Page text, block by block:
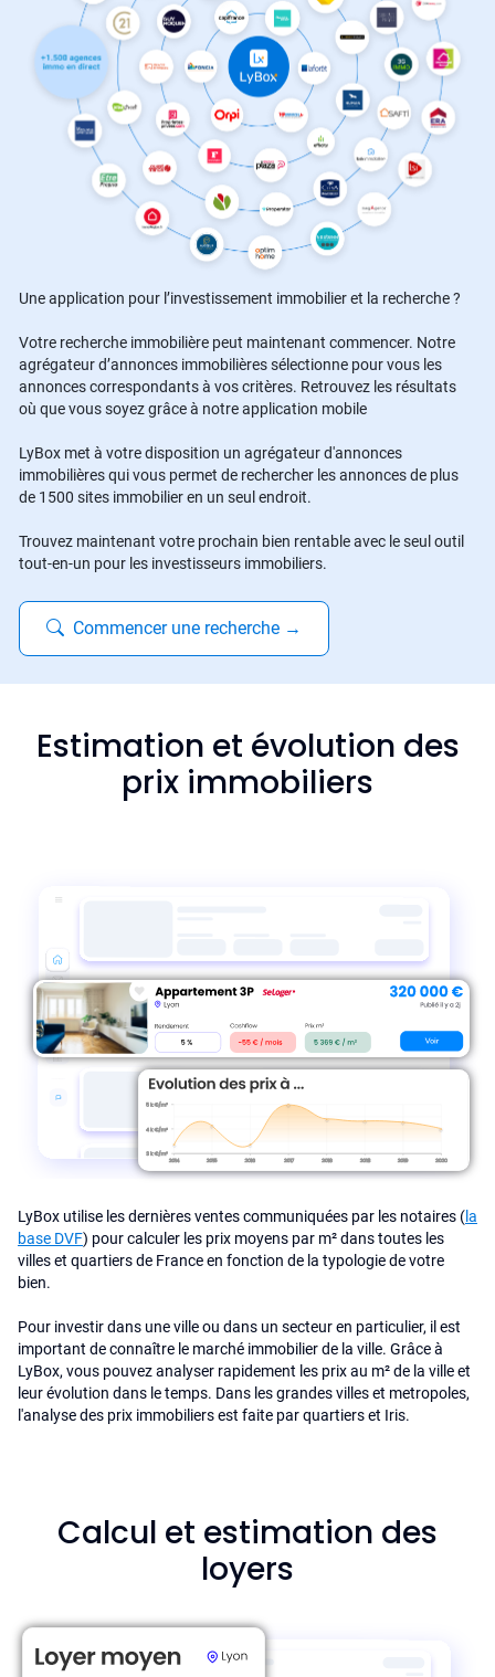
Une application pour l’investissement immobilier et la recherche ?
Votre recherche immobilière peut maintenant commencer. Notre
agrégateur d’annonces immobilières sélectionne pour vous les
annonces correspondants à vos critères. Retrouvez les résultats
où que vous soyez grâce à notre application mobile
LyBox met à votre disposition un agrégateur d'annonces
immobilières qui vous permet de rechercher les annonces de plus
de 1500 sites immobilier en un seul endroit.
Trouvez maintenant votre prochain bien rentable avec le seul outil
tout-en-un pour les investisseurs immobiliers.
Commencer une recherche →
Estimation et évolution des
prix immobiliers
LyBox utilise les dernières ventes communiquées par les notaires (la
base DVF) pour calculer les prix moyens par m² dans toutes les
villes et quartiers de France en fonction de la typologie de votre
bien.
Pour investir dans une ville ou dans un secteur en particulier, il est
important de connaître le marché immobilier de la ville. Grâce à
LyBox, vous pouvez analyser rapidement les prix au m² de la ville et
leur évolution dans le temps. Dans les grandes villes et metropoles,
l'analyse des prix immobiliers est faite par quartiers et Iris.
Calcul et estimation des
loyers